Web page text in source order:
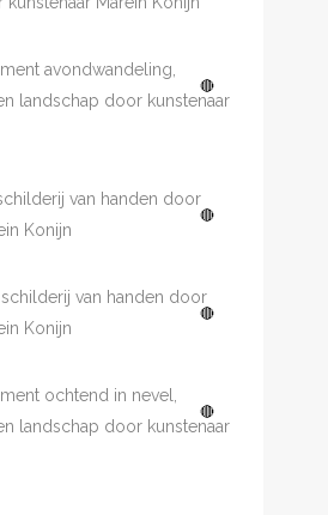
avond
🔴
klein moment,
🔴
🔴
Smeekbede
🔴
klein moment,
in nevel